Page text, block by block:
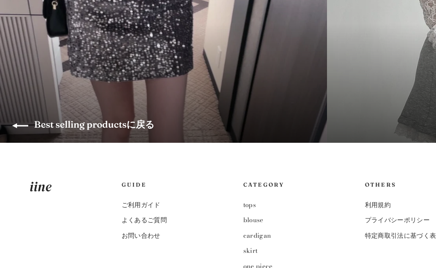
Best selling productsに戻る
GUIDE
ご利用ガイド
よくあるご質問
お問い合わせ
CATEGORY
tops
blouse
cardigan
skirt
one piece
OTHERS
利用規約
プライバシーポリシー
特定商取引法に基づく